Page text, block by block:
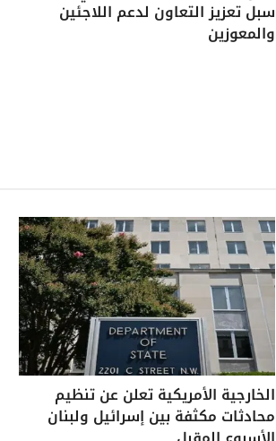
سبل تعزيز التعاون لدعم اللاجئين
والمعوزين
الخارجية الأمريكية تعلن عن تنظيم
محادثات مكثفة بين إسرائيل ولبنان